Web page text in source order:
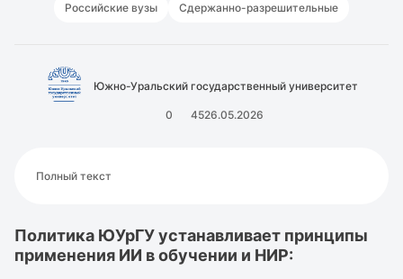
Российские вузы Сдержанно-разрешительные
Южно-Уральский государственный университет
0 4526.05.2026
Политика ЮУрГУ устанавливает принципы
применения ИИ в обучении и НИР:
Полный текст